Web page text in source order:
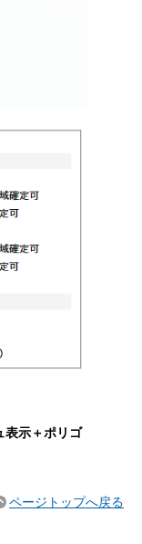
示＋ポリゴ
ページトップへ戻る